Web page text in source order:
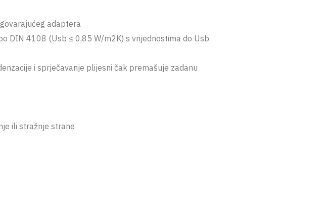
adaptera
DIN 4108 (Usb ≤ 0,85 W/m2K) s vrijednostima do Usb
i sprječavanje plijesni čak premašuje zadanu
ili stražnje strane